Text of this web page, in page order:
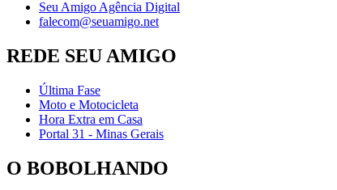
Seu Amigo Agência Digital
falecom@seuamigo.net
REDE SEU AMIGO
Última Fase
Moto e Motocicleta
Hora Extra em Casa
Portal 31 - Minas Gerais
O BOBOLHANDO